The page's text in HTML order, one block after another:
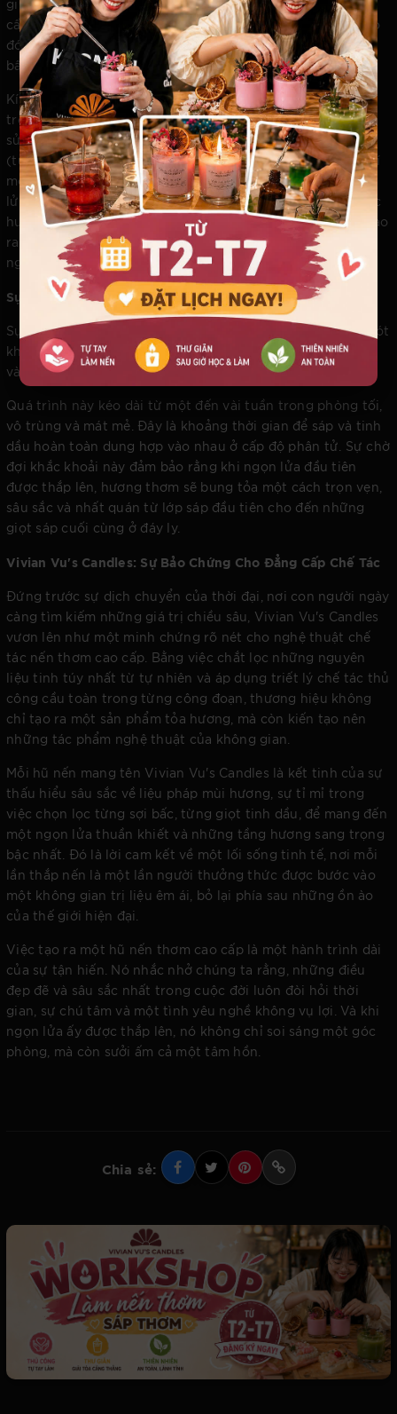
giữ sinh mệnh của hũ nến chính là sợi bấc. Nến thơm cao
cấp từ chối những sợi bấc có lõi kim loại độc hại. Thay vào
đó, nghệ nhân sử dụng bấc cotton đan chéo tinh tế hoặc
bấc gỗ tự nhiên.
Kích thước của sợi bấc phải được đo đếm chuẩn xác dựa
trên đường kính của ly và bản chất của loại tinh dầu được
sử dụng. Bấc quá nhỏ sẽ tạo ra hiện tượng lõm sáp
(tunneling), khiến ngọn lửa chìm dần và tắt ngấm, lãng phí
một lượng lớn sáp xung quanh. Bấc quá lớn sẽ khiến ngọn
lửa hung hãn, nhiệt độ tăng cao đột ngột phá hủy cấu trúc
hương thơm và tạo ra khói đen. Một sợi bấc hoàn hảo sẽ tạo
ra một bể sáp tan chảy đều đặn chạm đến mép ly, duy trì
ngọn lửa tĩnh lặng, êm ái và hoàn toàn không khói.
Sự Chờ Đợi Khắc Khoải: Nghệ Thuật Ủ Hương
Sự vội vã là kẻ thù của sự xa xỉ. Một hũ nến sau khi được rót
khuôn xong chưa thể mang ra sử dụng ngay. Nó cần bước
vào một giai đoạn tĩnh mịch gọi là ủ nến (curing).
Quá trình này kéo dài từ một đến vài tuần trong phòng tối,
vô trùng và mát mẻ. Đây là khoảng thời gian để sáp và tinh
dầu hoàn toàn dung hợp vào nhau ở cấp độ phân tử. Sự chờ
đợi khắc khoải này đảm bảo rằng khi ngọn lửa đầu tiên
được thắp lên, hương thơm sẽ bung tỏa một cách trọn vẹn,
sâu sắc và nhất quán từ lớp sáp đầu tiên cho đến những
giọt sáp cuối cùng ở đáy ly.
Vivian Vu's Candles: Sự Bảo Chứng Cho Đẳng Cấp Chế Tác
Đứng trước sự dịch chuyển của thời đại, nơi con người ngày
càng tìm kiếm những giá trị chiều sâu, Vivian Vu's Candles
vươn lên như một minh chứng rõ nét cho nghệ thuật chế
tác nến thơm cao cấp. Bằng việc chắt lọc những nguyên
liệu tinh túy nhất từ tự nhiên và áp dụng triết lý chế tác thủ
công cầu toàn trong từng công đoạn, thương hiệu không
chỉ tạo ra một sản phẩm tỏa hương, mà còn kiến tạo nên
những tác phẩm nghệ thuật của không gian.
Mỗi hũ nến mang tên Vivian Vu's Candles là kết tinh của sự
thấu hiểu sâu sắc về liệu pháp mùi hương, sự tỉ mỉ trong
việc chọn lọc từng sợi bấc, từng giọt tinh dầu, để mang đến
một ngọn lửa thuần khiết và những tầng hương sang trọng
bậc nhất. Đó là lời cam kết về một lối sống tinh tế, nơi mỗi
lần thắp nến là một lần người thưởng thức được bước vào
một không gian trị liệu êm ái, bỏ lại phía sau những ồn ào
của thế giới hiện đại.
Việc tạo ra một hũ nến thơm cao cấp là một hành trình dài
của sự tận hiến. Nó nhắc nhở chúng ta rằng, những điều
đẹp đẽ và sâu sắc nhất trong cuộc đời luôn đòi hỏi thời
gian, sự chú tâm và một tình yêu nghề không vụ lợi. Và khi
ngọn lửa ấy được thắp lên, nó không chỉ soi sáng một góc
phòng, mà còn sưởi ấm cả một tâm hồn.
Chia sẻ: